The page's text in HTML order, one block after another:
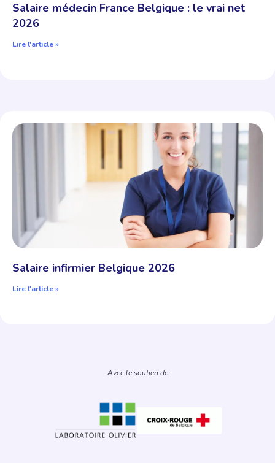
Salaire médecin France Belgique : le vrai net
2026
Lire l'article »
Salaire infirmier Belgique 2026
Lire l'article »
Avec le soutien de